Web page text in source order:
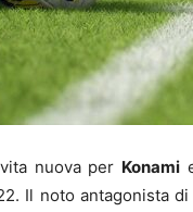
nuova per Konami
Il noto antagonista di